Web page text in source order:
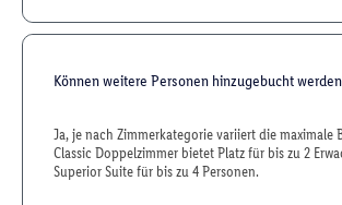
Können weitere Personen hinzugebucht
Ja, je nach Zimmerkategorie variiert die maximale
Classic Doppelzimmer bietet Platz für bis zu 2
Superior Suite für bis zu 4 Personen.